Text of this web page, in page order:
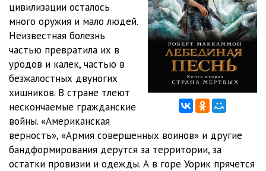
57. Глава 57. Тысячи мерцающих свечей 15:41
58. Глава 58. Швея 35:25
59. ЧАСТЬ ДЕСЯТАЯ. СЕМЕНА. Глава 59. Раскрытие руки 22:37
60. Глава 60. Свон и Здоровяк
61. Глава 61. Скромное желание
62. Глава 62. Дикий принц 17:35
63. Глава 63. Борись с огнём с помощью огня 34:28
цивилизации осталось
много оружия и мало людей.
Неизвестная болезнь
частью превратила их в
уродов и калек, частью в
безжалостных двуногих
хищников. В стране тлеют
нескончаемые гражданские
войны. «Американская
верность», «Армия совершенных воинов» и другие
бандформирования дерутся за территории, за
остатки провизии и одежды. А в горе Уорик прячется